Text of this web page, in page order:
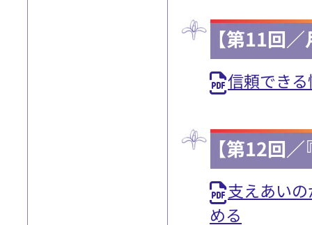
【第11回
信頼でき
【第12回
支えあい
める